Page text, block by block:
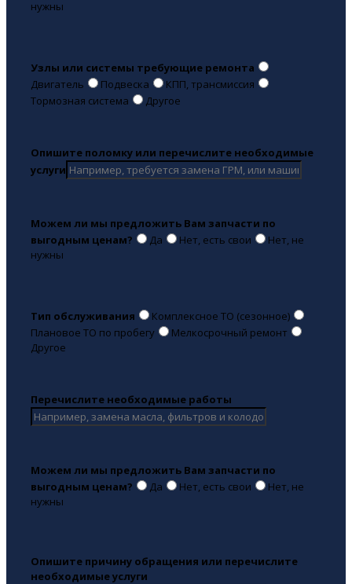
нужны
Узлы или системы требующие ремонта
Двигатель
Подвеска
КПП, трансмиссия
Тормозная система
Другое
Опишите поломку или перечислите необходимые
услуги
Можем ли мы предложить Вам запчасти по
выгодным ценам?
Да Нет, есть свои
Нет, не
нужны
Тип обслуживания
Комплексное ТО (сезонное)
Плановое ТО по пробегу
Мелкосрочный ремонт
Другое
Перечислите необходимые работы
Можем ли мы предложить Вам запчасти по
выгодным ценам?
Да Нет, есть свои
Нет, не
нужны
Опишите причину обращения или перечислите
необходимые услуги